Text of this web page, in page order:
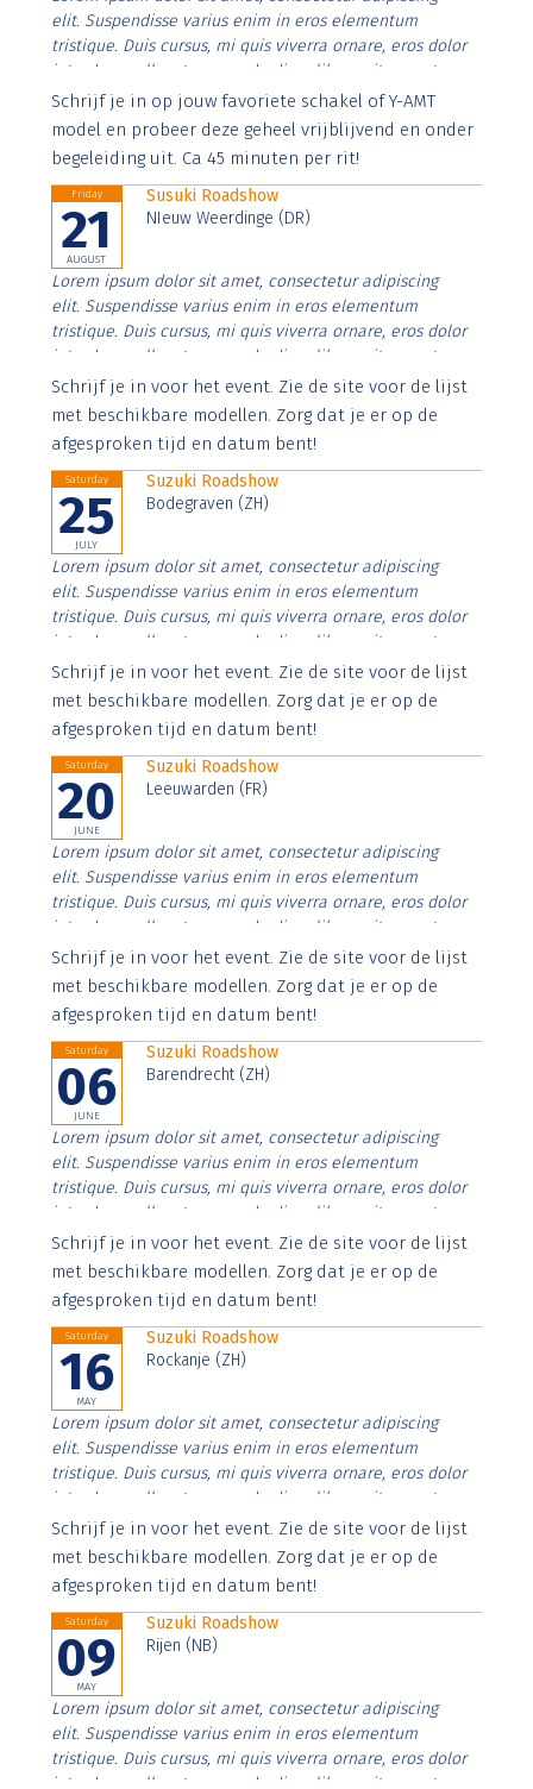
elit. Suspendisse varius enim in eros elementum
tristique. Duis cursus, mi quis viverra ornare, eros dolor
interdum nulla, ut commodo diam libero vitae erat.
Aenean faucibus nibh et justo cursus id rutrum lorem
imperdiet. Nunc ut sem vitae risus tristique posuere.
Schrijf je in op jouw favoriete schakel of Y-AMT
model en probeer deze geheel vrijblijvend en onder
begeleiding uit. Ca 45 minuten per rit!
Friday
21
AUGUST
Susuki Roadshow
NIeuw Weerdinge (DR)
Lorem ipsum dolor sit amet, consectetur adipiscing
elit. Suspendisse varius enim in eros elementum
tristique. Duis cursus, mi quis viverra ornare, eros dolor
interdum nulla, ut commodo diam libero vitae erat.
Aenean faucibus nibh et justo cursus id rutrum lorem
imperdiet. Nunc ut sem vitae risus tristique posuere.
Schrijf je in voor het event. Zie de site voor de lijst
met beschikbare modellen. Zorg dat je er op de
afgesproken tijd en datum bent!
Saturday
25
JULY
Suzuki Roadshow
Bodegraven (ZH)
Lorem ipsum dolor sit amet, consectetur adipiscing
elit. Suspendisse varius enim in eros elementum
tristique. Duis cursus, mi quis viverra ornare, eros dolor
interdum nulla, ut commodo diam libero vitae erat.
Aenean faucibus nibh et justo cursus id rutrum lorem
imperdiet. Nunc ut sem vitae risus tristique posuere.
Schrijf je in voor het event. Zie de site voor de lijst
met beschikbare modellen. Zorg dat je er op de
afgesproken tijd en datum bent!
Saturday
20
JUNE
Suzuki Roadshow
Leeuwarden (FR)
Lorem ipsum dolor sit amet, consectetur adipiscing
elit. Suspendisse varius enim in eros elementum
tristique. Duis cursus, mi quis viverra ornare, eros dolor
interdum nulla, ut commodo diam libero vitae erat.
Aenean faucibus nibh et justo cursus id rutrum lorem
imperdiet. Nunc ut sem vitae risus tristique posuere.
Schrijf je in voor het event. Zie de site voor de lijst
met beschikbare modellen. Zorg dat je er op de
afgesproken tijd en datum bent!
Saturday
06
JUNE
Suzuki Roadshow
Barendrecht (ZH)
Lorem ipsum dolor sit amet, consectetur adipiscing
elit. Suspendisse varius enim in eros elementum
tristique. Duis cursus, mi quis viverra ornare, eros dolor
interdum nulla, ut commodo diam libero vitae erat.
Aenean faucibus nibh et justo cursus id rutrum lorem
imperdiet. Nunc ut sem vitae risus tristique posuere.
Schrijf je in voor het event. Zie de site voor de lijst
met beschikbare modellen. Zorg dat je er op de
afgesproken tijd en datum bent!
Saturday
16
MAY
Suzuki Roadshow
Rockanje (ZH)
Lorem ipsum dolor sit amet, consectetur adipiscing
elit. Suspendisse varius enim in eros elementum
tristique. Duis cursus, mi quis viverra ornare, eros dolor
interdum nulla, ut commodo diam libero vitae erat.
Aenean faucibus nibh et justo cursus id rutrum lorem
imperdiet. Nunc ut sem vitae risus tristique posuere.
Schrijf je in voor het event. Zie de site voor de lijst
met beschikbare modellen. Zorg dat je er op de
afgesproken tijd en datum bent!
Saturday
09
MAY
Suzuki Roadshow
Rijen (NB)
Lorem ipsum dolor sit amet, consectetur adipiscing
elit. Suspendisse varius enim in eros elementum
tristique. Duis cursus, mi quis viverra ornare, eros dolor
interdum nulla, ut commodo diam libero vitae erat.